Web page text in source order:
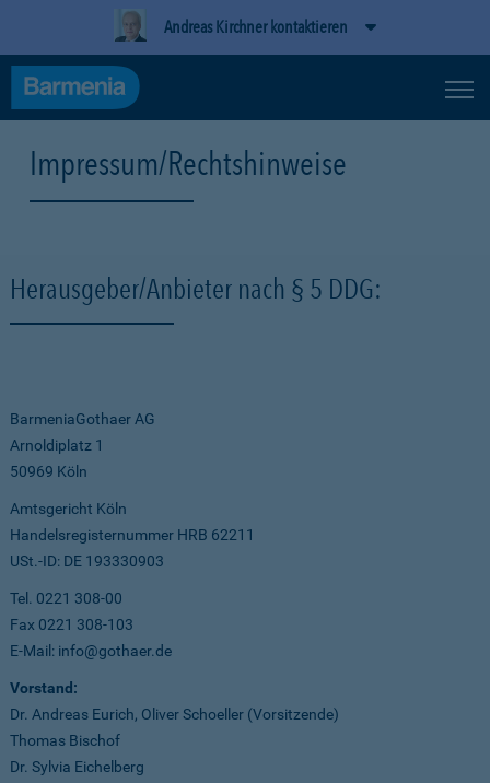
Andreas Kirchner kontaktieren
Impressum/Rechtshinweise
Herausgeber/Anbieter nach § 5 DDG:
BarmeniaGothaer AG
Arnoldiplatz 1
50969 Köln
Amtsgericht Köln
Handelsregisternummer HRB 62211
USt.-ID: DE 193330903
Tel. 0221 308-00
Fax 0221 308-103
E-Mail: info@gothaer.de
Vorstand:
Dr. Andreas Eurich, Oliver Schoeller (Vorsitzende)
Thomas Bischof
Dr. Sylvia Eichelberg